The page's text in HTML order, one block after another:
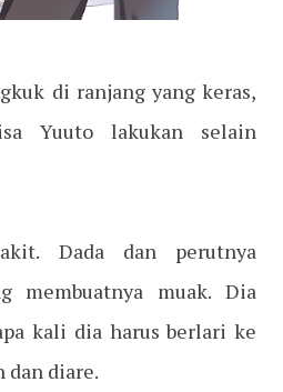
di ranjang yang keras,
Yuuto lakukan selain
Dada dan perutnya
membuatnya muak. Dia
kali dia harus berlari ke
diare.